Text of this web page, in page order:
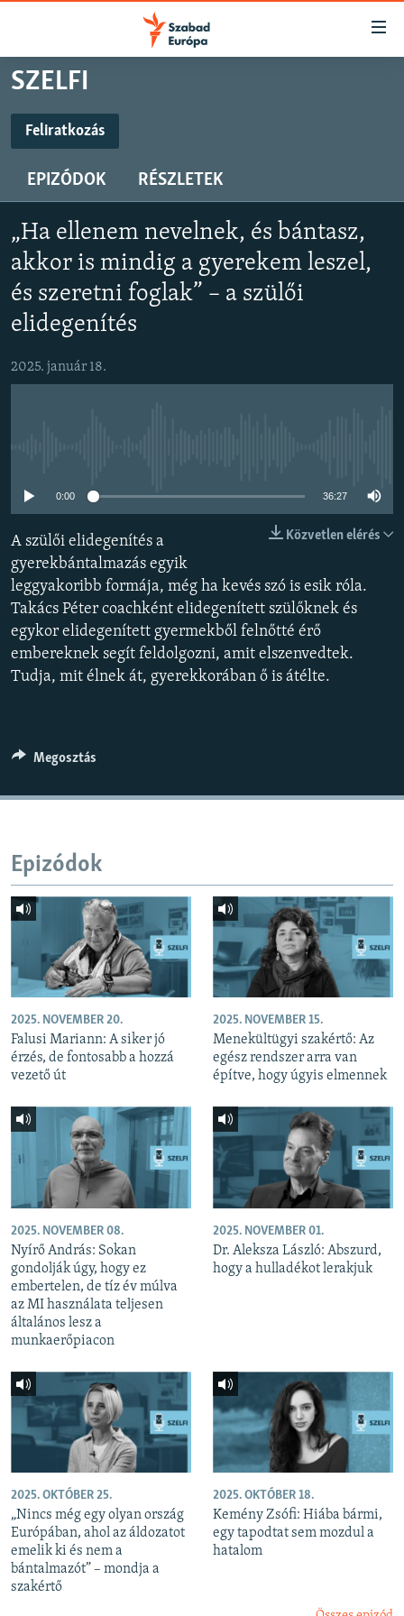
Akadálymentes
Ugrás
fő
oldalra
tartalomjegyzékre
Ugrás
keresésre
AKTUÁLIS
ELEMZŐ
NER15
SZABADON
TÁRSADALOM
DEMOKRÁCIA
A PÉNZ NYOMÁBAN
KLÍMAVÁLTOZÁS
A MÚLT TANULSÁGAI
KÖVESSEN MINKET!
Valamennyi RFE/RL weboldal
SZELFI
Feliratkozás
Spotify
Feliratkozás
EPIZÓDOK RÉSZLETEK
„Ha ellenem nevelnek, és bántasz,
akkor is mindig a gyerekem leszel,
és szeretni foglak” – a szülői
elidegenítés
2025. január 18.
0:00 36:27
Közvetlen elérés
A szülői elidegenítés a
gyerekbántalmazás egyik
leggyakoribb formája, még ha kevés szó is esik róla.
Takács Péter coachként elidegenített szülőknek és
egykor elidegenített gyermekből felnőtté érő
embereknek segít feldolgozni, amit elszenvedtek.
Tudja, mit élnek át, gyerekkorában ő is átélte.
Megosztás
Epizódok
2025. NOVEMBER 20.
Falusi Mariann: A siker jó
érzés, de fontosabb a hozzá
vezető út
2025. NOVEMBER 15.
Menekültügyi szakértő: Az
egész rendszer arra van
építve, hogy úgyis elmennek
2025. NOVEMBER 08.
Nyírő András: Sokan
gondolják úgy, hogy ez
embertelen, de tíz év múlva
az MI használata teljesen
általános lesz a
munkaerőpiacon
2025. NOVEMBER 01.
Dr. Aleksza László: Abszurd,
hogy a hulladékot lerakjuk
2025. OKTÓBER 25.
„Nincs még egy olyan ország
Európában, ahol az áldozatot
emelik ki és nem a
bántalmazót” – mondja a
szakértő
2025. OKTÓBER 18.
Kemény Zsófi: Hiába bármi,
egy tapodtat sem mozdul a
hatalom
Spotify
Feliratkozás